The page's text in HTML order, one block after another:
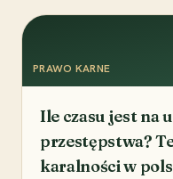
PRAWO KARNE
Ile czasu jest na
przestępstwa?
karalności w